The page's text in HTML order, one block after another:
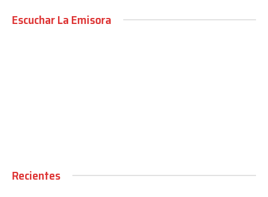
Escuchar La Emisora
Recientes